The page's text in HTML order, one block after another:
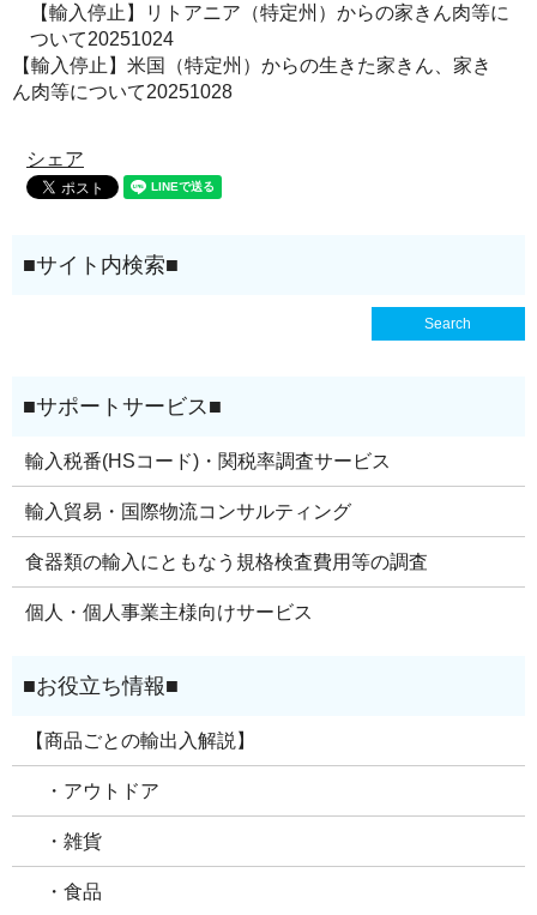
【輸入停止】リトアニア（特定州）からの家きん肉等に
ついて20251024
【輸入停止】米国（特定州）からの生きた家きん、家き
ん肉等について20251028
シェア
輸入税番(HSコード)・関税率調査サービス
輸入貿易・国際物流コンサルティング
食器類の輸入にともなう規格検査費用等の調査
個人・個人事業主様向けサービス
【商品ごとの輸出入解説】
・アウトドア
・雑貨
・食品